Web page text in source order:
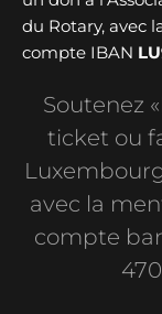
du Rotary, avec
compte IBAN
Soutenez
ticket ou
avec la
compte